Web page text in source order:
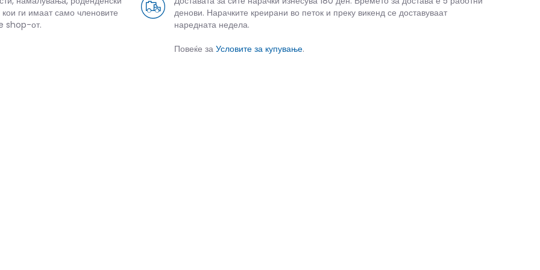
ги имаат само членовите
shop-от.
денови. Нарачките креирани во петок и преку викенд се доставуваат
наредната недела.
Повеќе за Условите за купување.